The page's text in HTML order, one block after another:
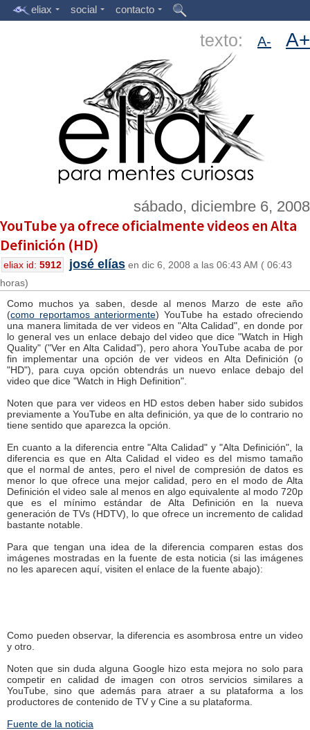
eliax social contacto
texto: A- A+
sábado, diciembre 6, 2008
YouTube ya ofrece oficialmente videos en Alta
Definición (HD)
eliax id: 5912 josé elías en dic 6, 2008 a las 06:43 AM ( 06:43
horas)
Como muchos ya saben, desde al menos Marzo de este año
(como reportamos anteriormente) YouTube ha estado ofreciendo
una manera limitada de ver videos en "Alta Calidad", en donde por
lo general ves un enlace debajo del video que dice "Watch in High
Quality" ("Ver en Alta Calidad"), pero ahora YouTube acaba de por
fin implementar una opción de ver videos en Alta Definición (o
"HD"), para cuya opción obtendrás un nuevo enlace debajo del
video que dice "Watch in High Definition".
Noten que para ver videos en HD estos deben haber sido subidos
previamente a YouTube en alta definición, ya que de lo contrario no
tiene sentido que aparezca la opción.
En cuanto a la diferencia entre "Alta Calidad" y "Alta Definición", la
diferencia es que en Alta Calidad el video es del mismo tamaño
que el normal de antes, pero el nivel de compresión de datos es
menor lo que ofrece una mejor calidad, pero en el modo de Alta
Definición el video sale al menos en algo equivalente al modo 720p
que es el mínimo estándar de Alta Definición en la nueva
generación de TVs (HDTV), lo que ofrece un incremento de calidad
bastante notable.
Para que tengan una idea de la diferencia comparen estas dos
imágenes mostradas en la fuente de esta noticia (si las imágenes
no les aparecen aquí, visiten el enlace de la fuente abajo):
Como pueden observar, la diferencia es asombrosa entre un video
y otro.
Noten que sin duda alguna Google hizo esta mejora no solo para
competir en calidad de imagen con otros servicios similares a
YouTube, sino que además para atraer a su plataforma a los
productores de contenido de TV y Cine a su plataforma.
Fuente de la noticia